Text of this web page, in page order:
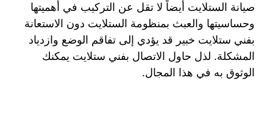
صيانة الستلايت أيضاً لا تقل عن التركيب في أهميتها
وحساسيتها والعبث بمنظومة الستلايت دون الاستعانة
بفني ستلايت خبير قد يؤدي إلى تفاقم الوضع وازدياد
المشكلة. لذل حاول الاتصال بفني ستلايت يمكنك
الوثوق به في هذا المجال.